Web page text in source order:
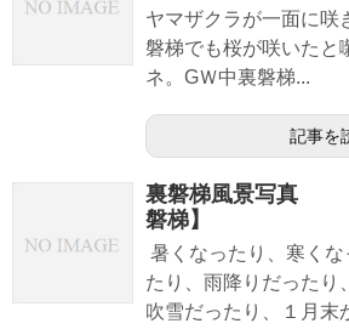
ヤマザクラが一面に咲
磐梯でも桜が咲いたと
ネ。GＷ中裏磐梯...
記事を
裏磐梯風景写真
磐梯】
暑くなったり、寒く
たり、雨降りだったり
吹雪だったり、１月末